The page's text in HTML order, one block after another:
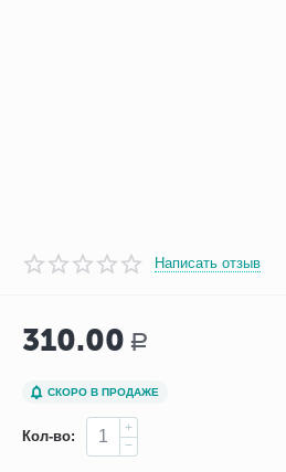
Написать отзыв
310.00 Р
СКОРО В ПРОДАЖЕ
Кол-во:
+
−